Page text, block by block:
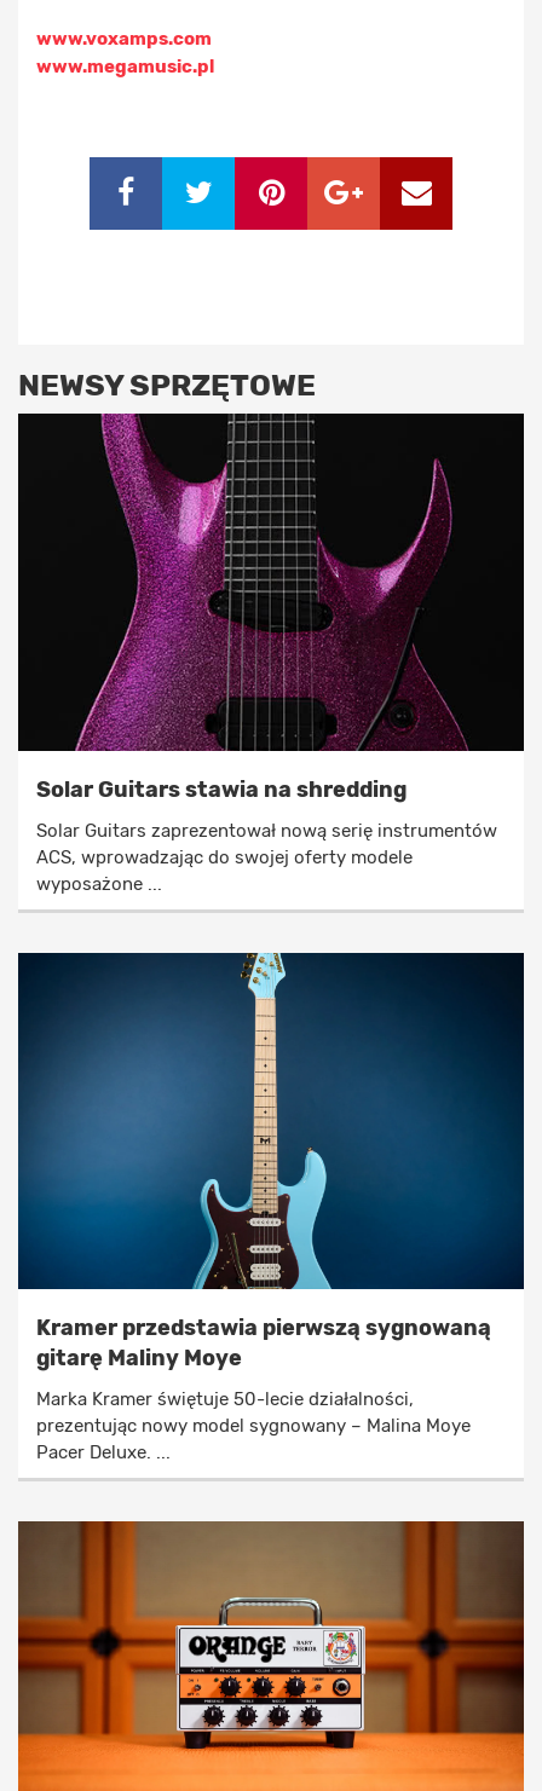
www.voxamps.com
www.megamusic.pl
NEWSY SPRZĘTOWE
Solar Guitars stawia na shredding
Solar Guitars zaprezentował nową serię instrumentów
ACS, wprowadzając do swojej oferty modele
wyposażone ...
Kramer przedstawia pierwszą sygnowaną
gitarę Maliny Moye
Marka Kramer świętuje 50-lecie działalności,
prezentując nowy model sygnowany – Malina Moye
Pacer Deluxe. ...